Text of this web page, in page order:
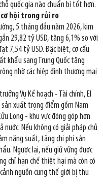
quốc gia nào chuẩn bị tốt hơn.
hội trong rủi ro
5 tháng đầu năm 2026, kim
29,82 tỷ USD, tăng 6,1% so với
7,54 tỷ USD. Đặc biệt, cơ cấu
khẩu sang Trung Quốc tăng
nhờ các hiệp định thương mại
Vụ Kế hoạch - Tài chính, El
xuất trọng điểm gồm Nam
Long - khu vực đóng góp hơn
Nếu không có giải pháp chủ
năng suất, tăng chi phí sản
Ngược lại, nếu giữ vững được
chỉ hạn chế thiệt hại mà còn có
nguồn cung thế giới bị thu